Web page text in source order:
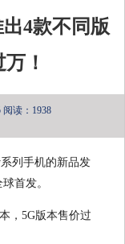
4款不同版
！
阅读：1938
列手机的新品发
首发。